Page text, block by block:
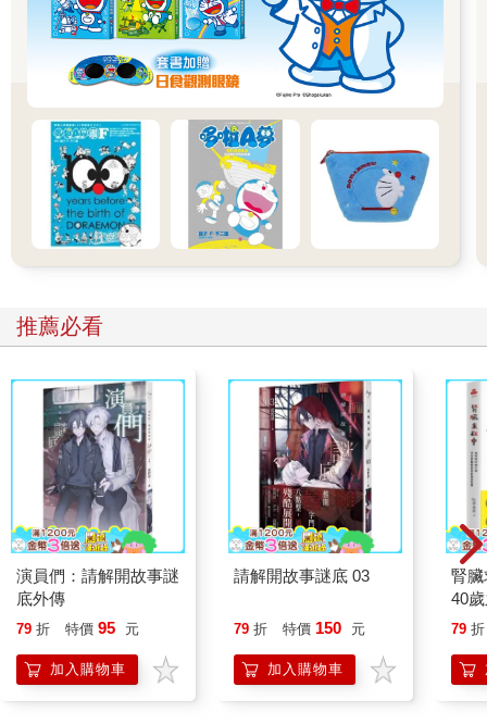
推薦必看
演員們：請解開故事謎
底外傳
79 折 特價 95 元
加入購物車
請解開故事謎底 03
79 折 特價 150 元
加入購物車
腎
40
就
79 折